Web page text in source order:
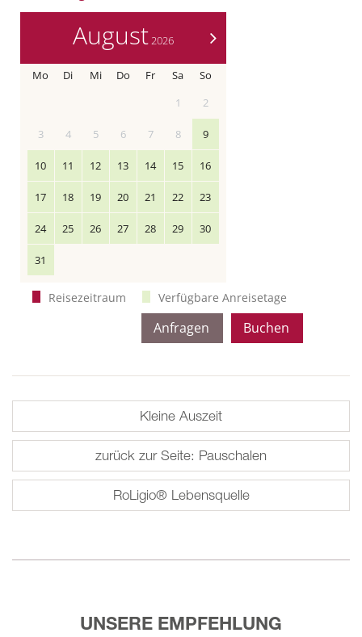
>
August2026
Mo Di Mi Do Fr Sa
So
1
2
3 4 5 6 7 8 9
10 11 12 13 14 15 16
17 18 19 20 21 22 23
24 25 26 27 28 29 30
31
Reisezeitraum Verfügbare Anreisetage
Buchen
Anfragen
Kleine Auszeit
zurück zur Seite: Pauschalen
RoLigio® Lebensquelle
UNSERE EMPFEHLUNG